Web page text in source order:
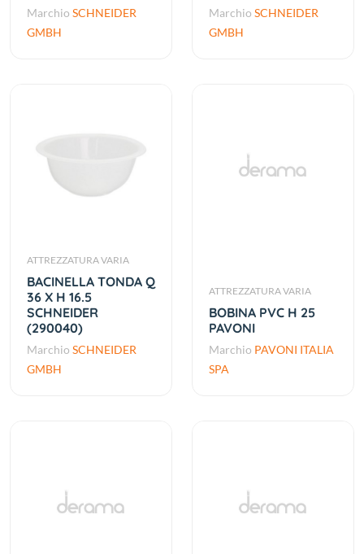
Marchio SCHNEIDER
GMBH
Marchio SCHNEIDER
GMBH
ATTREZZATURA VARIA
BACINELLA TONDA Q
36 X H 16.5
SCHNEIDER
(290040)
Marchio SCHNEIDER
GMBH
ATTREZZATURA VARIA
BOBINA PVC H 25
PAVONI
Marchio PAVONI ITALIA
SPA